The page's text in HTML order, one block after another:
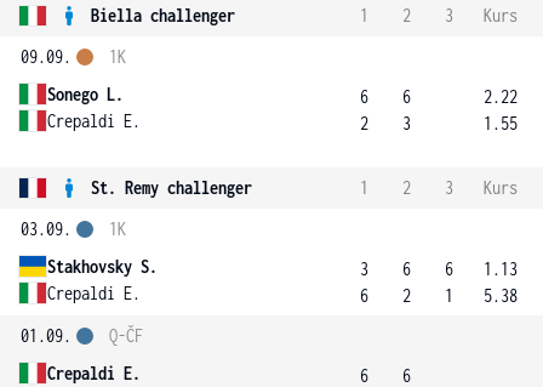
Biella challenger 1 2 3
Kurs
09.09.
Sonego L.
Crepaldi E.
1K
6
2
6
3
2.22
1.55
St. Remy challenger 1 2 3
Kurs
03.09.
Stakhovsky S.
Crepaldi E.
1K
3
6
6
2
6
1
1.13
5.38
01.09.
Crepaldi E.
Q-ČF
6
6